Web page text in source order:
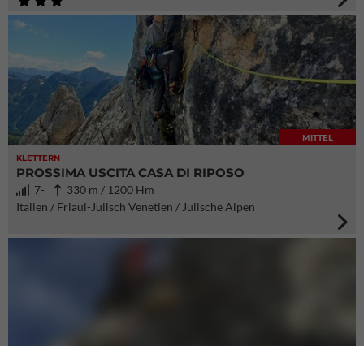
KLETTERN
MITTEL
PROSSIMA USCITA CASA DI RIPOSO
7-
330 m / 1200 Hm
Italien / Friaul-Julisch Venetien / Julische Alpen